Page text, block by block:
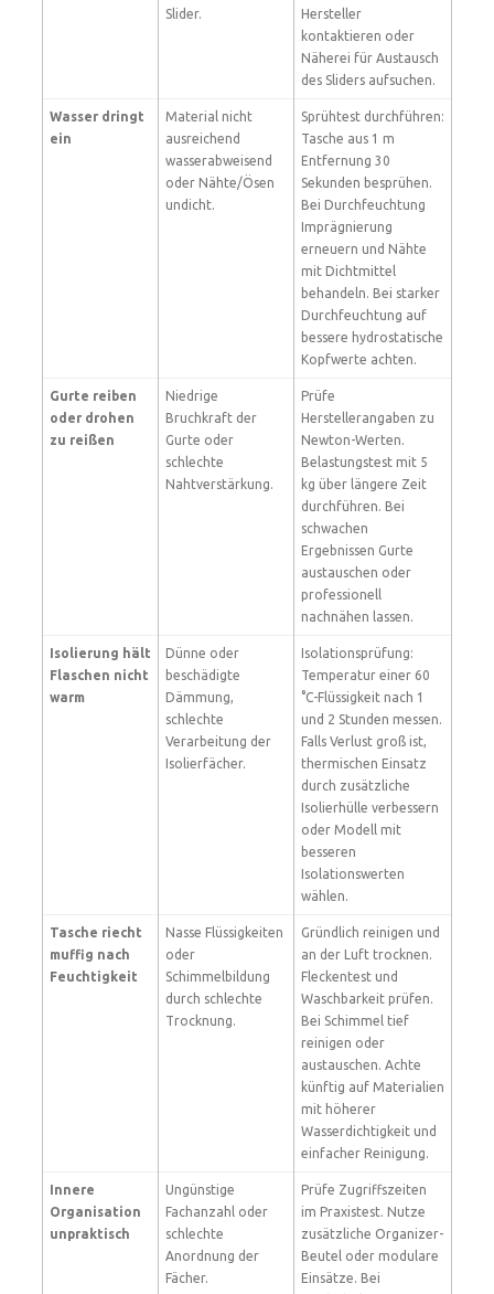
Slider.
Hersteller
kontaktieren oder
Näherei für Austausch
des Sliders aufsuchen.
Wasser dringt
ein
Material nicht
ausreichend
wasserabweisend
oder Nähte/Ösen
undicht.
Sprühtest durchführen:
Tasche aus 1 m
Entfernung 30
Sekunden besprühen.
Bei Durchfeuchtung
Imprägnierung
erneuern und Nähte
mit Dichtmittel
behandeln. Bei starker
Durchfeuchtung auf
bessere hydrostatische
Kopfwerte achten.
Gurte reiben
oder drohen
zu reißen
Niedrige
Bruchkraft der
Gurte oder
schlechte
Nahtverstärkung.
Prüfe
Herstellerangaben zu
Newton-Werten.
Belastungstest mit 5
kg über längere Zeit
durchführen. Bei
schwachen
Ergebnissen Gurte
austauschen oder
professionell
nachnähen lassen.
Isolierung hält
Flaschen nicht
warm
Dünne oder
beschädigte
Dämmung,
schlechte
Verarbeitung der
Isolierfächer.
Isolationsprüfung:
Temperatur einer 60
°C-Flüssigkeit nach 1
und 2 Stunden messen.
Falls Verlust groß ist,
thermischen Einsatz
durch zusätzliche
Isolierhülle verbessern
oder Modell mit
besseren
Isolationswerten
wählen.
Tasche riecht
muffig nach
Feuchtigkeit
Nasse Flüssigkeiten
oder
Schimmelbildung
durch schlechte
Trocknung.
Gründlich reinigen und
an der Luft trocknen.
Fleckentest und
Waschbarkeit prüfen.
Bei Schimmel tief
reinigen oder
austauschen. Achte
künftig auf Materialien
mit höherer
Wasserdichtigkeit und
einfacher Reinigung.
Innere
Organisation
unpraktisch
Ungünstige
Fachanzahl oder
schlechte
Anordnung der
Fächer.
Prüfe Zugriffszeiten
im Praxistest. Nutze
zusätzliche Organizer-
Beutel oder modulare
Einsätze. Bei